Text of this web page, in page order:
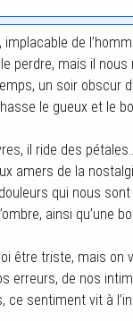
implacable de
perdre, mais il nous
un soir obscur
le gueux et le
il ride des
amers de la
qui nous
ainsi qu’une
être triste, mais on
erreurs, de nos
ce sentiment vit à